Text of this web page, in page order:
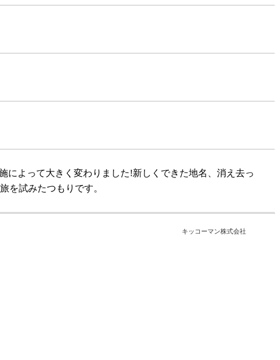
によって大きく変わりました!新しくできた地名、消え去っ
を試みたつもりです。
キッコーマン株式会社